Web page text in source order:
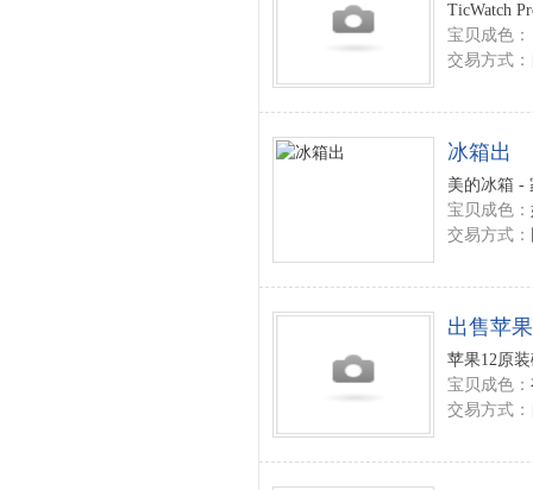
TicWatch
宝贝成色：
交易方式：
冰箱出
美的冰箱 -
宝贝成色：
交易方式：
出售苹
苹果12原
宝贝成色：
交易方式：